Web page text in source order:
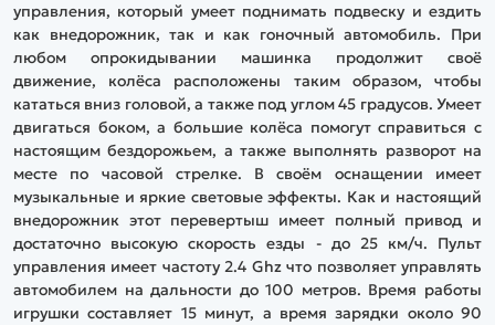
управления, который умеет поднимать подвеску и ездить
как внедорожник, так и как гоночный автомобиль. При
любом опрокидывании машинка продолжит своё
движение, колёса расположены таким образом, чтобы
кататься вниз головой, а также под углом 45 градусов. Умеет
двигаться боком, а большие колёса помогут справиться с
настоящим бездорожьем, а также выполнять разворот на
месте по часовой стрелке. В своём оснащении имеет
музыкальные и яркие световые эффекты. Как и настоящий
внедорожник этот перевертыш имеет полный привод и
достаточно высокую скорость езды - до 25 км/ч. Пульт
управления имеет частоту 2.4 Ghz что позволяет управлять
автомобилем на дальности до 100 метров. Время работы
игрушки составляет 15 минут, а время зарядки около 90